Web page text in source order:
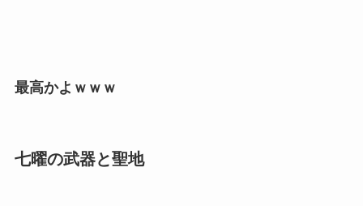
最高かよｗｗｗ
七曜の武器と聖地